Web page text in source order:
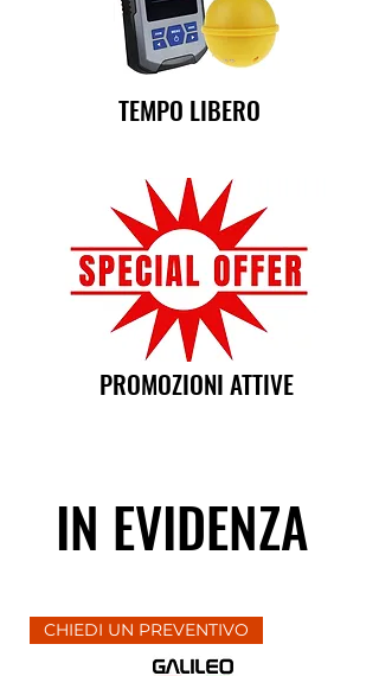
TEMPO LIBERO
PROMOZIONI ATTIVE
IN EVIDENZA
CHIEDI UN PREVENTIVO